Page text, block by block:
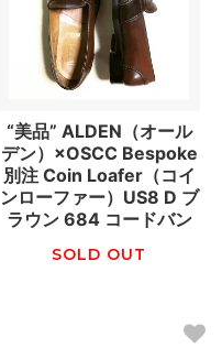
“美品” ALDEN（オール
デン）×OSCC Bespoke
別注 Coin Loafer（コイ
ンローファー）US8 D ブ
ラウン 684 コードバン
SOLD OUT